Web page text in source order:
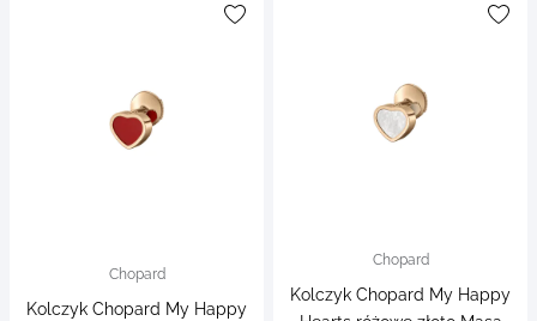
Chopard
Kolczyk Chopard My Happy
Chopard
Kolczyk Chopard My Happy